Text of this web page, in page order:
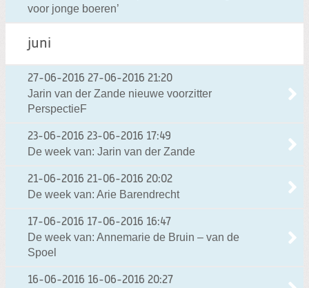
voor jonge boeren’
juni
27-06-2016 27-06-2016 21:20
Jarin van der Zande nieuwe voorzitter
PerspectieF
23-06-2016 23-06-2016 17:49
De week van: Jarin van der Zande
21-06-2016 21-06-2016 20:02
De week van: Arie Barendrecht
17-06-2016 17-06-2016 16:47
De week van: Annemarie de Bruin – van de
Spoel
16-06-2016 16-06-2016 20:27